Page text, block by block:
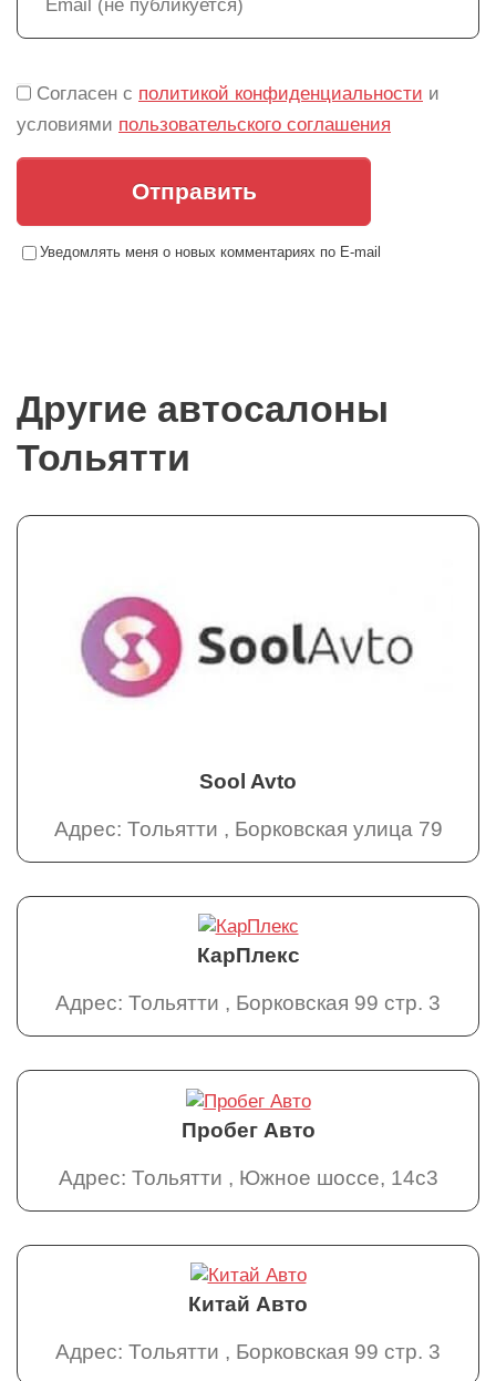
Согласен с политикой конфиденциальности и
условиями пользовательского соглашения
Отправить
Уведомлять меня о новых комментариях по E-mail
Другие автосалоны
Тольятти
Sool Avto
Адрес: Тольятти , Борковская улица 79
КарПлекс
Адрес: Тольятти , Борковская 99 стр. 3
Пробег Авто
Адрес: Тольятти , Южное шоссе, 14с3
Китай Авто
Адрес: Тольятти , Борковская 99 стр. 3